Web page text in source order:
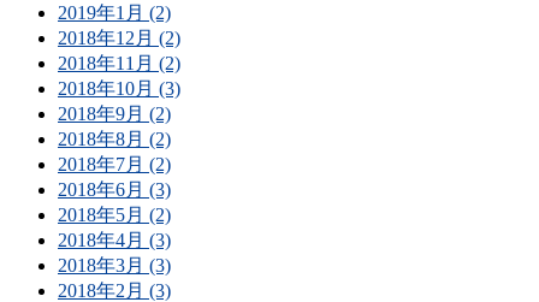
2019年1月 (2)
2018年12月 (2)
2018年11月 (2)
2018年10月 (3)
2018年9月 (2)
2018年8月 (2)
2018年7月 (2)
2018年6月 (3)
2018年5月 (2)
2018年4月 (3)
2018年3月 (3)
2018年2月 (3)